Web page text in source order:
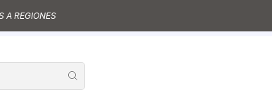
A REGIONES
- Doble de cuarzo
-DA / Jerez
-DA / Jerez